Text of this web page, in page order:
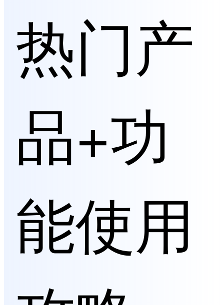
热门产
品+功
能使用